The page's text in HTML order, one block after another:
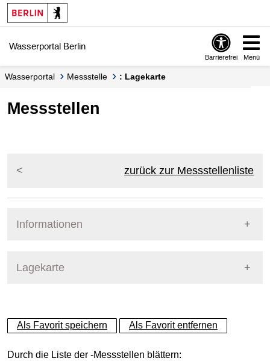
Springe zur Navigation
Springe zum Inhalt
Wasserportal Berlin
Barrierefrei Menü
Wasserportal Messstelle : Lagekarte
Messstellen
zurück zur Messstellenliste
Informationen
Lagekarte
+
−
Als Favorit speichern Als Favorit entfernen
Durch die Liste der -Messstellen blättern: